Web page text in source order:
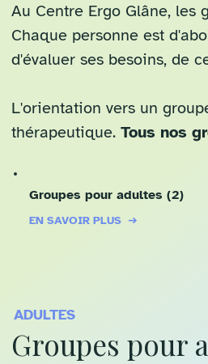
Au Centre Ergo Glâne,
Chaque personne est
d'évaluer ses besoins, de
L'orientation vers un
thérapeutique. Tous nos
Groupes pour adultes (2)
EN SAVOIR PLUS ➔
ADULTES
Groupes pour